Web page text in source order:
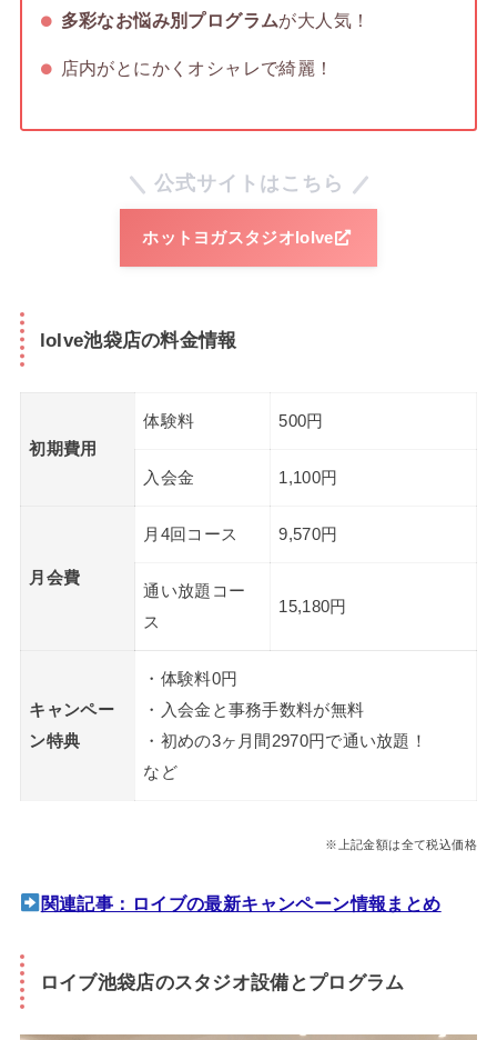
多彩なお悩み別プログラムが大人気！
店内がとにかくオシャレで綺麗！
公式サイトはこちら
ホットヨガスタジオloIve
loIve池袋店の料金情報
初期費用
体験料 500円
入会金 1,100円
月会費
月4回コース 9,570円
通い放題コー
ス
15,180円
キャンペー
ン特典
・体験料0円
・入会金と事務手数料が無料
・初めの3ヶ月間2970円で通い放題！
など
※上記金額は全て税込価格
関連記事：ロイブの最新キャンペーン情報まとめ
ロイブ池袋店のスタジオ設備とプログラム